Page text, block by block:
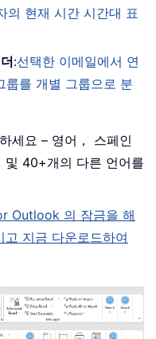
의 현재 시간 시간대 표
:선택한 이메일에서 연
룹를 개별 그룹으로 분
세요 – 영어， 스페인
및 40+개의 다른 언어를
Outlook 의 잠금을 해
지금 다운로드하여